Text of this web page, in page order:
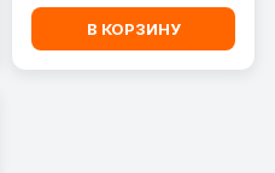
В КОРЗИНУ